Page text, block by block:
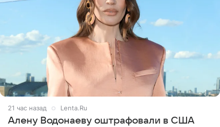
21 час назад Lenta.Ru
Алену Водонаеву оштрафовали в США